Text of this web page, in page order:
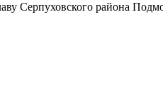
Серпуховского района